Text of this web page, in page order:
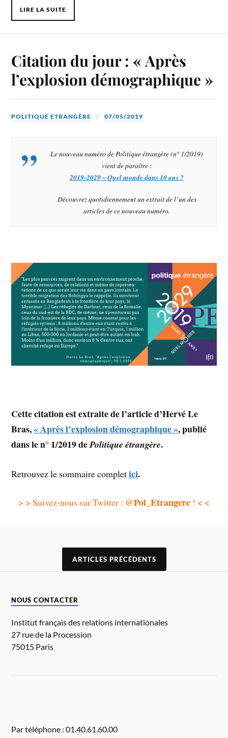
LIRE LA SUITE
Citation du jour : « Après
l’explosion démographique »
POLITIQUE ETRANGÈRE 07/05/2019
Le nouveau numéro de Politique étrangère (n° 1/2019)
vient de paraître :
2019-2029 – Quel monde dans 10 ans ?
Découvrez quotidiennement un extrait de l’un des
articles de ce nouveau numéro.
Cette citation est extraite de l’article d’Hervé Le
Bras,« Après l’explosion démographique », publié
dans le n° 1/2019 dePolitique étrangère.
Retrouvez le sommaire completici.
> > Suivez-nous sur Twitter : @Pol_Etrangere ! < <
ARTICLES PRÉCÉDENTS
NOUS CONTACTER
Institut français des relations internationales
27 rue de la Procession
75015 Paris
Par téléphone : 01.40.61.60.00